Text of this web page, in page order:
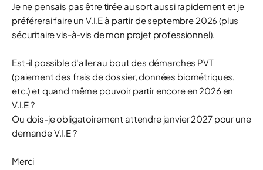
Je ne pensais pas être tirée au sort aussi rapidement et je
préférerai faire un V.I.E à partir de septembre 2026 (plus
sécuritaire vis-à-vis de mon projet professionnel).
Est-il possible d'aller au bout des démarches PVT
(paiement des frais de dossier, données biométriques,
etc.) et quand même pouvoir partir encore en 2026 en
V.I.E ?
Ou dois-je obligatoirement attendre janvier 2027 pour une
demande V.I.E ?
Merci